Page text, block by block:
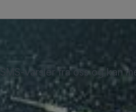
varsler fra oss og kan